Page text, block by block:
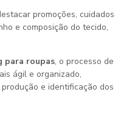
promoções, cuidados
e composição do tecido,
para roupas, o processo de
ágil e organizado,
e identificação dos